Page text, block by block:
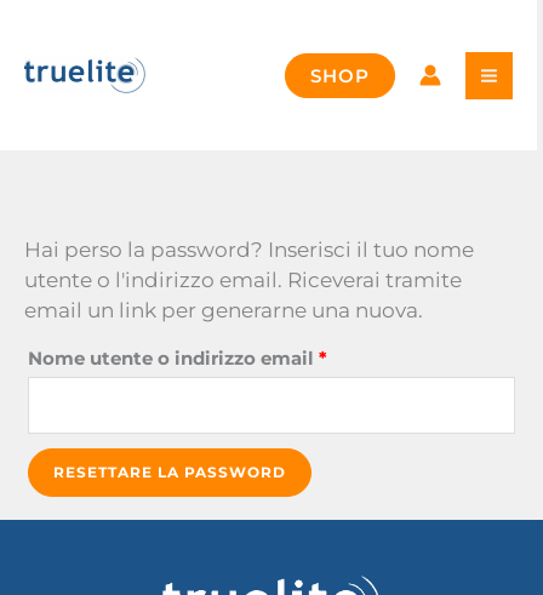
contenuto
SHOP
Hai perso la password? Inserisci il tuo nome
utente o l'indirizzo email. Riceverai tramite
email un link per generarne una nuova.
Nome utente o indirizzo email *
RESETTARE LA PASSWORD